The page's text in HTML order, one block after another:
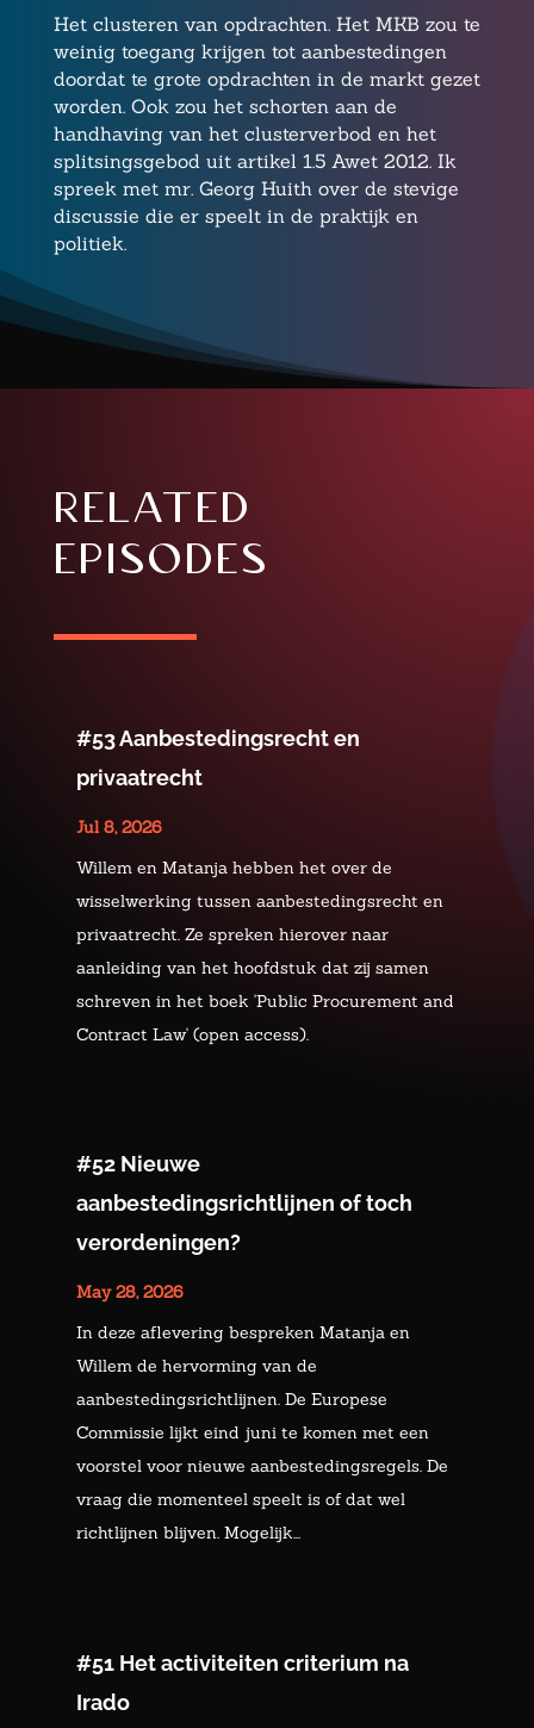
Het clusteren van opdrachten. Het MKB zou te
weinig toegang krijgen tot aanbestedingen
doordat te grote opdrachten in de markt gezet
worden. Ook zou het schorten aan de
handhaving van het clusterverbod en het
splitsingsgebod uit artikel 1.5 Awet 2012. Ik
spreek met mr. Georg Huith over de stevige
discussie die er speelt in de praktijk en
politiek.
related
episodes
#53 Aanbestedingsrecht en
privaatrecht
Jul 8, 2026
Willem en Matanja hebben het over de
wisselwerking tussen aanbestedingsrecht en
privaatrecht. Ze spreken hierover naar
aanleiding van het hoofdstuk dat zij samen
schreven in het boek 'Public Procurement and
Contract Law' (open access).
#52 Nieuwe
aanbestedingsrichtlijnen of toch
verordeningen?
May 28, 2026
In deze aflevering bespreken Matanja en
Willem de hervorming van de
aanbestedingsrichtlijnen. De Europese
Commissie lijkt eind juni te komen met een
voorstel voor nieuwe aanbestedingsregels. De
vraag die momenteel speelt is of dat wel
richtlijnen blijven. Mogelijk...
#51 Het activiteiten criterium na
Irado